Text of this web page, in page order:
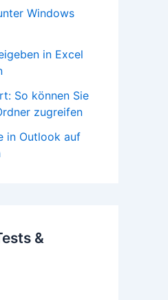
Windows
in Excel
So können Sie
zugreifen
in Outlook auf
&